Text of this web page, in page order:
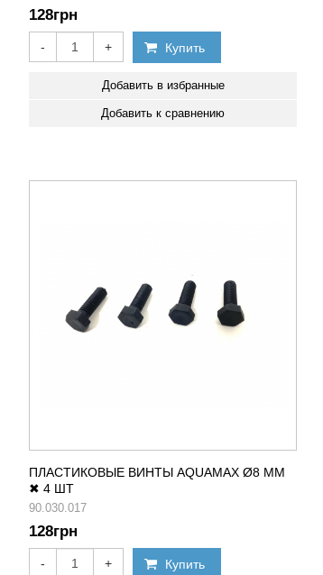
128грн
- + Купить
Добавить в избранные
Добавить к сравнению
ПЛАСТИКОВЫЕ ВИНТЫ AQUAMAX Ø8 ММ
✖ 4 ШТ
90.030.017
128грн
- + Купить